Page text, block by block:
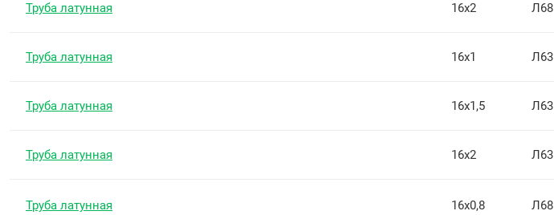
Труба латунная 16х2 Л68
Труба латунная 16х1 Л63
Труба латунная 16х1,5 Л63
Труба латунная 16х2 Л63
Труба латунная 16х0,8 Л68